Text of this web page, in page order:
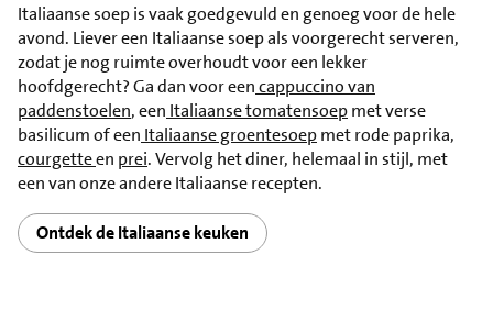
Italiaanse soep is vaak goedgevuld en genoeg voor de hele
avond. Liever een Italiaanse soep als voorgerecht serveren,
zodat je nog ruimte overhoudt voor een lekker
hoofdgerecht? Ga dan voor eencappuccino van
paddenstoelen, een Italiaanse tomatensoepmet verse
basilicum of een Italiaanse groentesoepmet rode paprika,
courgetteen prei. Vervolg het diner, helemaal in stijl, met
een van onze andere Italiaanse recepten.
Ontdek de Italiaanse keuken